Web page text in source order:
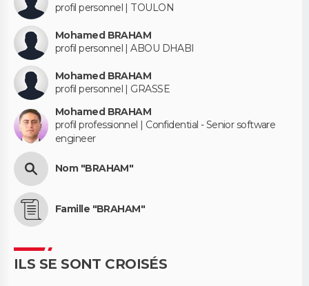
profil personnel | TOULON
Mohamed BRAHAM
profil personnel | ABOU DHABI
Mohamed BRAHAM
profil personnel | GRASSE
Mohamed BRAHAM
profil professionnel | Confidential - Senior software
engineer
Nom "BRAHAM"
Famille "BRAHAM"
ILS SE SONT CROISÉS